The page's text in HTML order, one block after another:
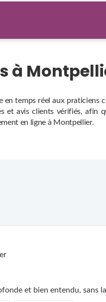
à
en temps réel aux
et avis clients vérifiés,
en ligne à Montpellier.
et bien entendu, sans